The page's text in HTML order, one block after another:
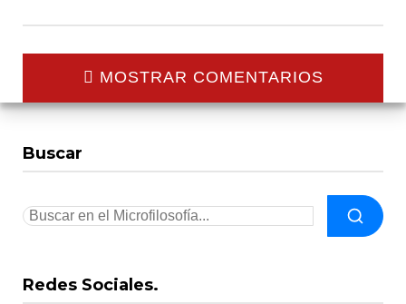
MOSTRAR COMENTARIOS
Buscar
Redes Sociales.